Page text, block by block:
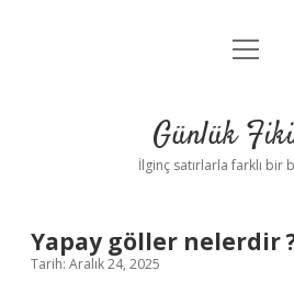
Anasayfa
Yasal Uyarı
menüyü
Günlük
İlginç satırlarla farklı bir
Yapay göller nelerdir
Tarih: Aralık 24, 2025